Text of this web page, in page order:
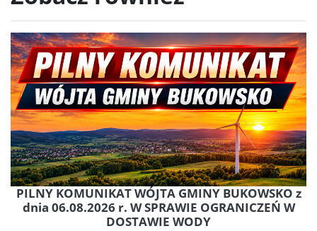
PILNY KOMUNIKAT WÓJTA GMINY BUKOWSKO z
dnia 06.08.2026 r. W SPRAWIE OGRANICZEŃ W
DOSTAWIE WODY